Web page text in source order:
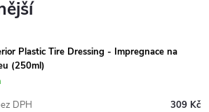
Plastic Tire Dressing - Impregnace na
(250ml)
309 Kč
DPH